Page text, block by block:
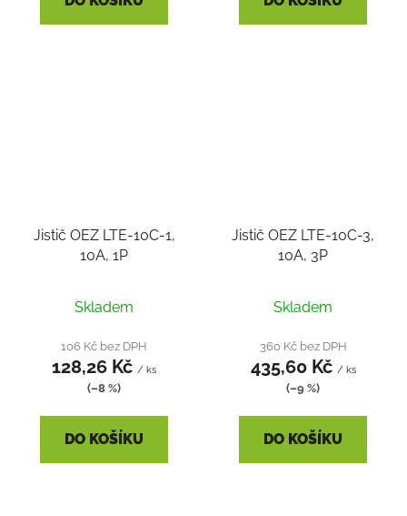
Jistič OEZ LTE-10C-1,
10A, 1P
Skladem
106 Kč bez DPH
128,26 Kč / ks
(–8 %)
DO KOŠÍKU
Jistič OEZ LTE-10C-3,
10A, 3P
Skladem
360 Kč bez DPH
435,60 Kč / ks
(–9 %)
DO KOŠÍKU